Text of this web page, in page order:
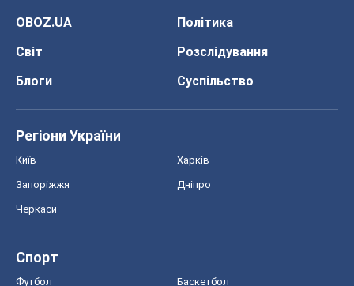
OBOZ.UA
Політика
Світ
Розслідування
Блоги
Суспільство
Регіони України
Київ Харків
Запоріжжя Дніпро
Черкаси
Спорт
Футбол Баскетбол